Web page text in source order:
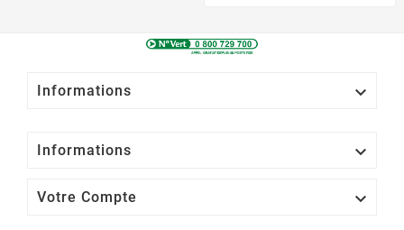
Informations 
Informations 
Votre Compte 